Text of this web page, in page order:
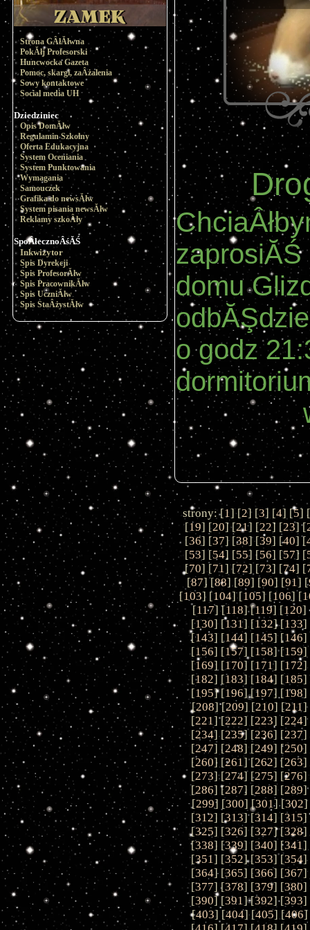
Strona GÂłĂłwna
PokĂłj Profesorski
Huncwocka Gazeta
Pomoc, skargi, zaÂżalenia
Sowy kontaktowe
Social media UH
Dziedziniec
Opis DomĂłw
Regulamin Szkolny
Oferta Edukacyjna
System Oceniania
System Punktowania
Wymagania
Samouczek
Grafika do newsĂłw
System pisania newsĂłw
Reklamy szkoÂły
SpoÂłecznoÂśĂŚ
Inkwizytor
Spis Dyrekcji
Spis ProfesorĂłw
Spis PracownikĂłw
Spis UczniĂłw
Spis StaÂżystĂłw
ChciaÂłby
zaprosiĂŚ
domu
o godz
strony: [1] [2] [3] [4] [5] [
[19] [20] [21] [22] [23] [
[36] [37] [38] [39] [40] [
[53] [54] [55] [56] [57] [
[70] [71] [72] [73] [74] [
[87] [88] [89] [90] [91] [
[103] [104] [105] [106] [
[117] [118] [119] [120]
[130] [131] [132] [133]
[143] [144] [145] [146]
[156] [157] [158] [159]
[169] [170] [171] [172]
[182] [183] [184] [185]
[195] [196] [197] [198]
[208] [209] [210] [211]
[221] [222] [223] [224]
[234] [235] [236] [237]
[247] [248] [249] [250]
[260] [261] [262] [263]
[273] [274] [275] [276]
[286] [287] [288] [289]
[299] [300] [301] [302]
[312] [313] [314] [315]
[325] [326] [327] [328]
[338] [339] [340] [341]
[351] [352] [353] [354]
[364] [365] [366] [367]
[377] [378] [379] [380]
[390] [391] [392] [393]
[403] [404] [405] [406]